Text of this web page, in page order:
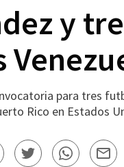
y
para tres
Rico en Estados